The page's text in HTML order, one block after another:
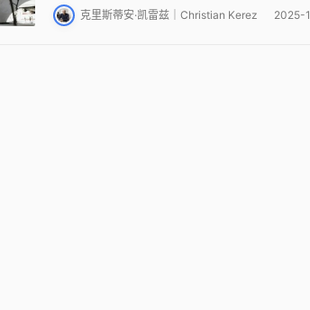
为理念，将三个雕塑般的博物馆融入稻
克里斯蒂安·凯雷兹｜Christian Kerez 2025-